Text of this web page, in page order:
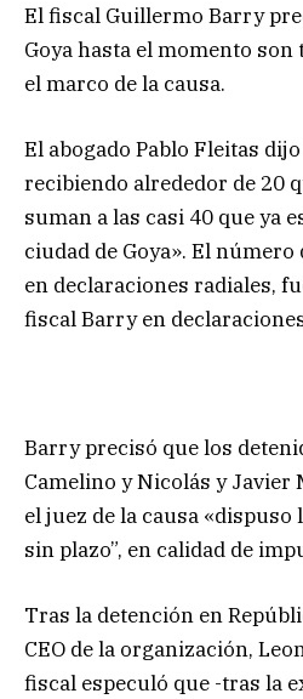
El fiscal Guillermo Barry
Goya hasta el momento
el marco de la causa.
El abogado Pablo Fleitas
recibiendo alrededor de 20
suman a las casi 40 que ya
ciudad de Goya». El
en declaraciones radiales,
fiscal Barry en
Barry precisó que los
Camelino y Nicolás y Javier
el juez de la causa
sin plazo”, en calidad de
Tras la detención en
CEO de la organización,
fiscal especuló que -tras la